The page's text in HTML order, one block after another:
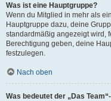
Was ist eine Hauptgruppe?
Wenn du Mitglied in mehr als
Hauptgruppe dazu, deine
standardmäßig angezeigt wird,
Berechtigung geben, deine
festzulegen.
Nach oben
Was bedeutet der „Das